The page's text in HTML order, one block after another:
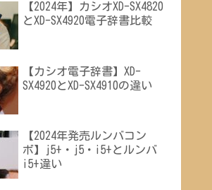
【2024年】カシオXD-SX4820
とXD-SX4920電子辞書比較
【カシオ電子辞書】XD-
SX4920とXD-SX4910の違い
【2024年発売ルンバコン
ボ】j5+・j5・i5+とルンバ
i5+違い